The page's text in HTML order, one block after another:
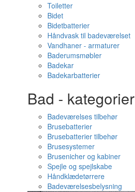
Toiletter
Bidet
Bidetbatterier
Håndvask til badeværelset
Vandhaner - armaturer
Baderumsmøbler
Badekar
Badekarbatterier
Bad - kategorier
Badeværelses tilbehør
Brusebatterier
Brusebatterier tilbehør
Brusesystemer
Brusenicher og kabiner
Spejle og spejlskabe
Håndklædetørrere
Badeværelsesbelysning